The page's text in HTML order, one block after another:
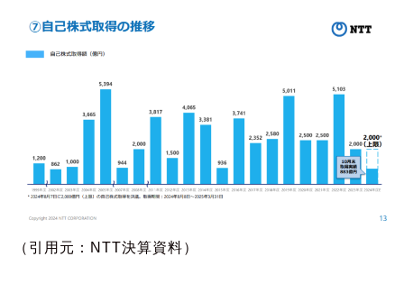
（引用元：NTT決算資料）